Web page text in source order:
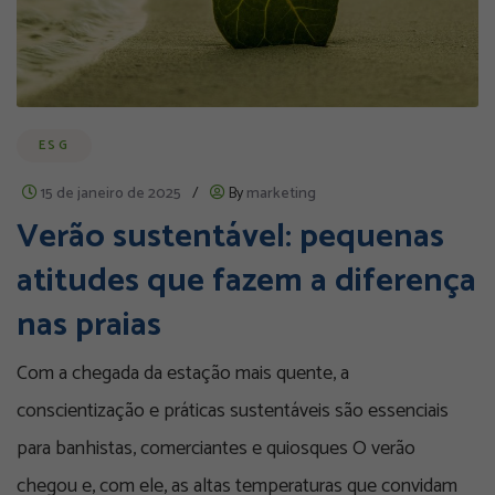
ESG
15 de janeiro de 2025 / Bymarketing
Verão sustentável: pequenas
atitudes que fazem a diferença
nas praias
Com a chegada da estação mais quente, a
conscientização e práticas sustentáveis são essenciais
para banhistas, comerciantes e quiosques O verão
chegou e, com ele, as altas temperaturas que convidam